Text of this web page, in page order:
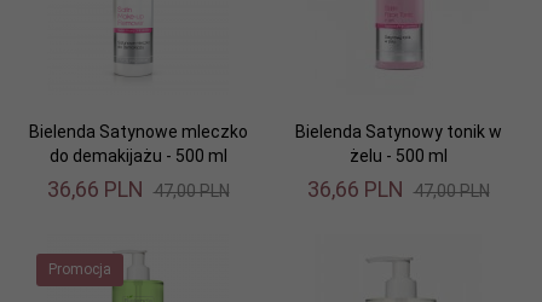
Bielenda Satynowe mleczko
do demakijażu - 500 ml
36,66 PLN 47,00 PLN
Bielenda Satynowy tonik w
żelu - 500 ml
36,66 PLN 47,00 PLN
Promocja